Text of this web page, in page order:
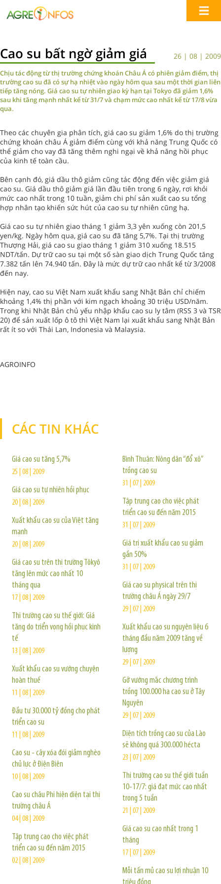
Cao su bất ngờ giảm giá 26 | 08 | 2009
Chịu tác động từ thị trường chứng khoán Châu Á có phiên giảm điểm, thị
trường cao su đã có sự hạ nhiệt vào ngày hôm qua sau một thời gian liên
tiếp tăng nóng. Giá cao su tự nhiên giao kỳ hạn tại Tokyo đã giảm 1,6%
sau khi tăng mạnh nhất kể từ 31/7 và chạm mức cao nhất kể từ 17/8 vừa
qua.
Theo các chuyên gia phân tích, giá cao su giảm 1,6% do thị trường
chứng khoán châu Á giảm điểm cùng với khả năng Trung Quốc có
thể giảm cho vay đã tăng thêm nghi ngại về khả năng hồi phục
của kinh tế toàn cầu.
Bên cạnh đó, giá dầu thô giảm cũng tác động đến việc giảm giá
cao su. Giá dầu thô giảm giá lần đầu tiên trong 6 ngày, rơi khỏi
mức cao nhất trong 10 tuần, giảm chi phí sản xuất cao su tổng
hợp nhân tạo khiến sức hút của cao su tự nhiên cũng hạ.
Giá cao su tự nhiên giao tháng 1 giảm 3,3 yên xuống còn 201,5
yen/kg. Ngày hôm qua, giá cao su đã tăng 5,7%. Tại thị trường
Thượng Hải, giá cao su giao tháng 1 giảm 310 xuống 18.515
NDT/tấn. Dự trữ cao su tại một số sàn giao dịch Trung Quốc tăng
7.382 tấn lên 74.940 tấn. Đây là mức dự trữ cao nhất kể từ 3/2008
đến nay.
Hiện nay, cao su Việt Nam xuất khẩu sang Nhật Bản chỉ chiếm
khoảng 1,4% thị phần với kim ngạch khoảng 30 triệu USD/năm.
Trong khi Nhật Bản chủ yếu nhập khẩu cao su ly tâm (RSS 3 và TSR
20) để sản xuất lốp ô tô thì Việt Nam lại xuất khẩu sang Nhật Bản
rất ít so với Thái Lan, Indonesia và Malaysia.
AGROINFO
CÁC TIN KHÁC
Giá cao su tăng 5,7%
25 | 08 | 2009
Giá cao su tự nhiên hồi phục
20 | 08 | 2009
Xuất khẩu cao su của Việt tăng
mạnh
20 | 08 | 2009
Giá cao su trên thị trường Tôkyô
tăng lên mức cao nhất 10
tháng qua
17 | 08 | 2009
Thị trường cao su thế giới: Giá
tăng do triển vọng hồi phục kinh
tế
13 | 08 | 2009
Xuất khẩu cao su vướng chuyện
hoàn thuế
11 | 08 | 2009
Đầu tư 30.000 tỷ đồng cho phát
triển cao su
11 | 08 | 2009
Cao su - cây xóa đói giảm nghèo
chủ lực ở Điện Biên
10 | 08 | 2009
Cao su châu Phi hiện diện tại thị
trường châu Á
04 | 08 | 2009
Tập trung cao cho việc phát
triển cao su đến năm 2015
02 | 08 | 2009
Bình Thuận: Nông dân “đổ xô”
trồng cao su
31 | 07 | 2009
Tập trung cao cho việc phát
triển cao su đến năm 2015
31 | 07 | 2009
Giá trị xuất khẩu cao su giảm
gần 50%
31 | 07 | 2009
Giá cao su physical trên thị
trường châu Á ngày 29/7
29 | 07 | 2009
Xuất khẩu cao su nguyên liệu 6
tháng đầu năm 2009 tăng về
lượng
29 | 07 | 2009
Gỡ vướng mắc chương trình
trồng 100.000 ha cao su ở Tây
Nguyên
29 | 07 | 2009
Diện tích trồng cao su của Lào
sẽ không quá 300.000 hécta
23 | 07 | 2009
Thị trường cao su thế giới tuần
10-17/7: giá đạt mức cao nhất
trong 5 tuần
21 | 07 | 2009
Giá cao su cao nhất trong 1
tháng
17 | 07 | 2009
Mỗi tấn mủ cao su lợi nhuận 10